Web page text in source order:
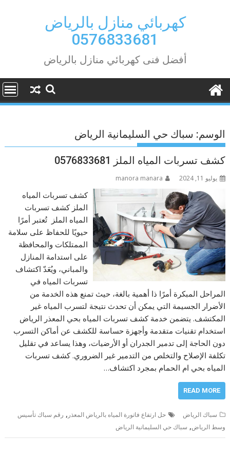
كهربائي منازل بالرياض
0576833681
أفضل فنى كهربائي منازل بالرياض
الوسم: سباك حي السليمانية الرياض
كشف تسربات المياه الملز 0576833681
يوليو 11, 2024 manora manara
كشف تسربات المياه
الملز كشف تسربات
المياه الملز تُعتبر أمرًا
حيويًا للحفاظ على سلامة
الممتلكات والمحافظة
على استدامة المنازل
والمباني، ويُعَدّ اكتشاف
تسربات المياه في
المراحل المبكرة أمرًا ذا أهمية بالغة، حيث تمنع هذه الخدمة من
الأضرار الجسيمة التي يمكن أن تحدث نتيجة لتسرب المياه غير
المكتشف. يتضمن خدمة كشف تسربات المياه بحي المعذر الرياض
استخدام تقنيات متقدمة وأجهزة حساسة للكشف عن أماكن التسرب
دون الحاجة إلى تدمير الجدران أو الأرضيات، وهذا يساعد في تقليل
تكلفة الإصلاح والتخلص من التدمير غير الضروري. كشف تسربات
المياه بحي ام الحمام بمجرد اكتشاف…
READ MORE
سباك الرياض حل ارتفاع فاتورة المياه بالرياض المعذر , رقم سباك تأسيس
وسط الرياض, سباك حي السليمانية الرياض